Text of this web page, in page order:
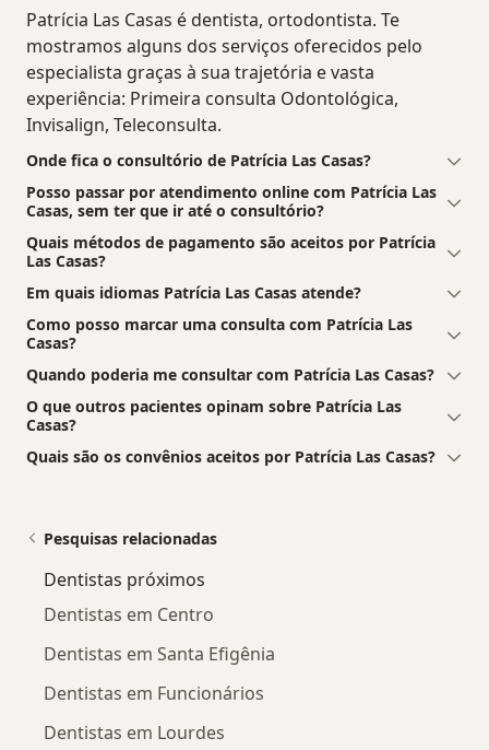
Patrícia Las Casas é dentista, ortodontista. Te
mostramos alguns dos serviços oferecidos pelo
especialista graças à sua trajetória e vasta
experiência: Primeira consulta Odontológica,
Invisalign, Teleconsulta.
Onde fica o consultório de Patrícia Las Casas?
Posso passar por atendimento online com Patrícia Las
Casas, sem ter que ir até o consultório?
Quais métodos de pagamento são aceitos por Patrícia
Las Casas?
Em quais idiomas Patrícia Las Casas atende?
Como posso marcar uma consulta com Patrícia Las
Casas?
Quando poderia me consultar com Patrícia Las Casas?
O que outros pacientes opinam sobre Patrícia Las
Casas?
Quais são os convênios aceitos por Patrícia Las Casas?
Pesquisas relacionadas
Dentistas próximos
Dentistas em Centro
Dentistas em Santa Efigênia
Dentistas em Funcionários
Dentistas em Lourdes